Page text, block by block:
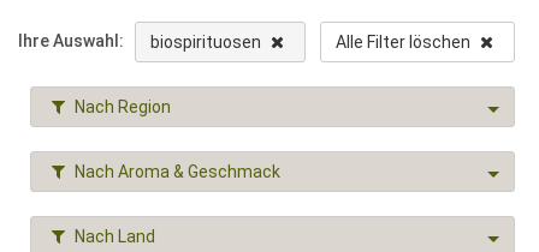
Ihre Auswahl: biospirituosen Alle Filter löschen
Nach Region
Nach Aroma & Geschmack
Nach Land